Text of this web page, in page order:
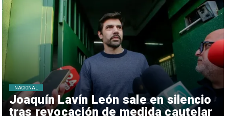
Joaquín Lavín León sale en silencio
tras revocación de medida cautelar
NACIONAL